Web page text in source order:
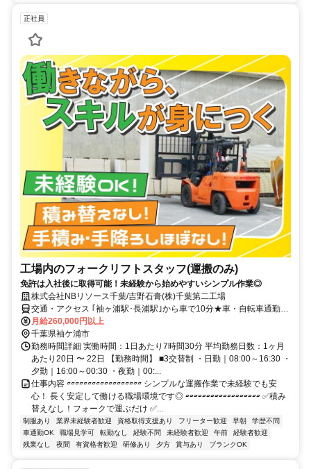
正社員
工場内のフォークリフトスタッフ(運搬のみ)
免許は入社後に取得可能！未経験から始めやすいシンプル作業◎
株式会社NBリソース千葉/吉野石膏(株)千葉第二工場
交通・アクセス ｢袖ヶ浦駅･長浦駅｣から車で10分★車・自転車通勤
OK★
月給260,000円以上
千葉県袖ケ浦市
勤務時間詳細 実働時間：1日あたり7時間30分 平均勤務日数：1ヶ月
あたり20日 〜 22日 【勤務時間】 ■3交替制 ・日勤｜08:00～16:30 ・
夕勤｜16:00～00:30 ・夜勤｜00:...
仕事内容 ▱▱▱▱▱▱▱▱▱▱▱▱▱▱▱▱▱▱ シンプルな運搬作業で未経験でも安
心！ 長く安定して働ける職場環境です◎ ▱▱▱▱▱▱▱▱▱▱▱▱▱▱▱▱▱▱ ✅積み
替えなし！フォークで運ぶだけ ✅...
制服あり 業界未経験者歓迎 資格取得支援あり フリーター歓迎 早朝
学歴不問
車通勤OK
職場見学可 転勤なし 経験不問 未経験者歓迎 午前
経験者歓迎
残業なし
夜間 有資格者歓迎 研修あり 夕方 賞与あり ブランクOK